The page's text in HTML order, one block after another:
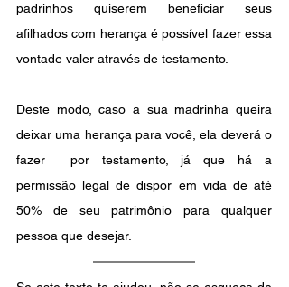
padrinhos quiserem beneficiar seus
afilhados com herança é possível fazer essa
vontade valer através de testamento.
Deste modo, caso a sua madrinha queira
deixar uma herança para você, ela deverá o
fazer  por testamento, já que há a
permissão legal de dispor em vida de até
50% de seu patrimônio para qualquer
pessoa que desejar.